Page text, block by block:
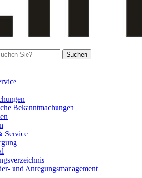
Suchen
Bekanntmachungen
Service
und Anregungsmanagement